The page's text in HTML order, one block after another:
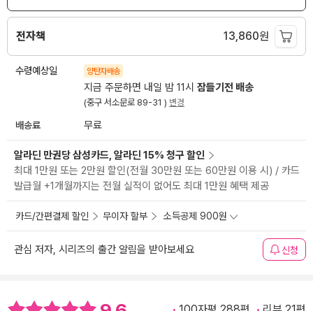
전자책 13,860원
수령예상일 양탄자배송
지금 주문하면 내일 밤 11시 잠들기전 배송
(중구 서소문로 89-31 ) 변경
배송료 무료
알라딘 만권당 삼성카드, 알라딘 15% 청구 할인
최대 1만원 또는 2만원 할인(전월 30만원 또는 60만원 이용 시) / 카드
발급월 +1개월까지는 전월 실적이 없어도 최대 1만원 혜택 제공
카드/간편결제 할인 무이자 할부 소득공제 900원
관심 저자, 시리즈의 출간 알림을 받아보세요 신청